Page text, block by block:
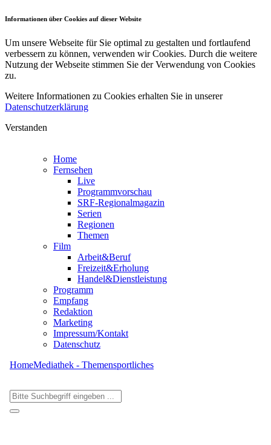
Informationen über Cookies auf dieser Website
Um unsere Webseite für Sie optimal zu gestalten und fortlaufend
verbessern zu können, verwenden wir Cookies. Durch die weitere
Nutzung der Webseite stimmen Sie der Verwendung von Cookies
zu.
Weitere Informationen zu Cookies erhalten Sie in unserer
Datenschutzerklärung
Verstanden
Home
Fernsehen
Live
Programmvorschau
SRF-Regionalmagazin
Serien
Regionen
Themen
Film
Arbeit&Beruf
Freizeit&Erholung
Handel&Dienstleistung
Programm
Empfang
Redaktion
Marketing
Impressum/Kontakt
Datenschutz
HomeMediathek - Themensportliches